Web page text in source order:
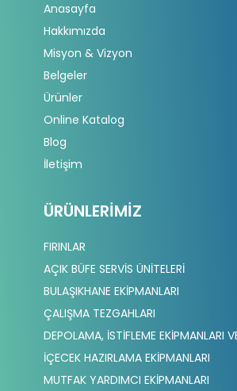
Anasayfa
Hakkımızda
Misyon & Vizyon
Belgeler
Ürünler
Online Katalog
Blog
İletişim
ÜRÜNLERIMIZ
FIRINLAR
AÇIK BÜFE SERVİS ÜNİTELERİ
BULAŞIKHANE EKİPMANLARI
ÇALIŞMA TEZGAHLARI
DEPOLAMA, İSTİFLEME EKİPMANLARI
İÇECEK HAZIRLAMA EKİPMANLARI
MUTFAK YARDIMCI EKİPMANLARI